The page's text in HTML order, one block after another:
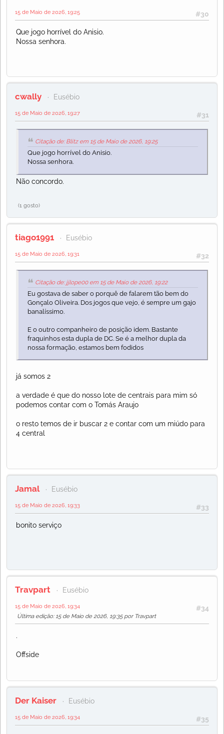
#30
15 de Maio de 2026, 19:25
Que jogo horrível do Anisio.
Nossa senhora.
cwally Eusébio
#31
15 de Maio de 2026, 19:27
Citação de: Blitz em 15 de Maio de 2026, 19:25
Que jogo horrível do Anisio.
Nossa senhora.
Não concordo.
(1 gosto)
tiago1991 Eusébio
#32
15 de Maio de 2026, 19:31
Citação de: jjlope00 em 15 de Maio de 2026, 19:22
Eu gostava de saber o porquê de falarem tão bem do
Gonçalo Oliveira. Dos jogos que vejo, é sempre um gajo
banalíssimo.
E o outro companheiro de posição idem. Bastante
fraquinhos esta dupla de DC. Se é a melhor dupla da
nossa formação, estamos bem fodidos
já somos 2
a verdade é que do nosso lote de centrais para mim só
podemos contar com o Tomás Araujo
o resto temos de ir buscar 2 e contar com um miúdo para
4 central
Jamal Eusébio
#33
15 de Maio de 2026, 19:33
bonito serviço
Travpart Eusébio
#34
15 de Maio de 2026, 19:34
Última edição: 15 de Maio de 2026, 19:35 por Travpart
.
Offside
Der Kaiser Eusébio
#35
15 de Maio de 2026, 19:34